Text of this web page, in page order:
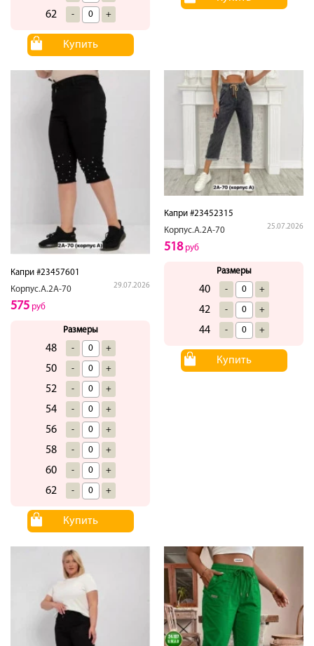
62 - +
Купить
Капри #23457601
Корпус.А.2А-70
29.07.2026
575 руб
Размеры
48 - +
50 - +
52 - +
54 - +
56 - +
58 - +
60 - +
62 - +
Купить
Капри #23452315
Корпус.А.2А-70
25.07.2026
518руб
Размеры
40 - +
42 - +
44 - +
Купить